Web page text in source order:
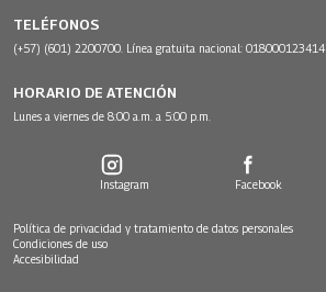
TELÉFONOS
(+57) (601) 2200700. Línea gratuita nacional: 018000123414
HORARIO DE ATENCIÓN
Lunes a viernes de 8:00 a.m. a 5:00 p.m.
Instagram Facebook
Política de privacidad y tratamiento de datos personales
Condiciones de uso
Accesibilidad